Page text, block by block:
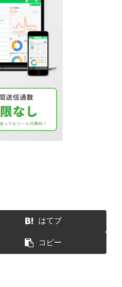
はてブ
コピー